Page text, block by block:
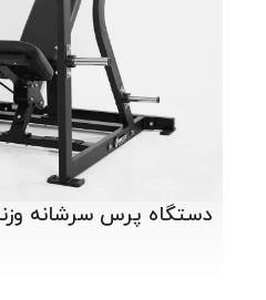
دستگاه پرس سرشانه